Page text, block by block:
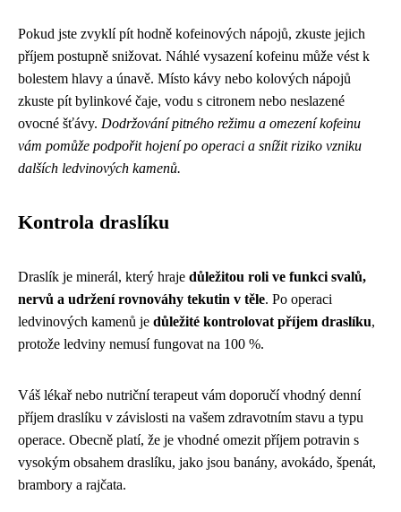
Pokud jste zvyklí pít hodně kofeinových nápojů, zkuste jejich
příjem postupně snižovat. Náhlé vysazení kofeinu může vést k
bolestem hlavy a únavě. Místo kávy nebo kolových nápojů
zkuste pít bylinkové čaje, vodu s citronem nebo neslazené
ovocné šťávy. Dodržování pitného režimu a omezení kofeinu
vám pomůže podpořit hojení po operaci a snížit riziko vzniku
dalších ledvinových kamenů.
Kontrola draslíku
Draslík je minerál, který hraje důležitou roli ve funkci svalů,
nervů a udržení rovnováhy tekutin v těle. Po operaci
ledvinových kamenů je důležité kontrolovat příjem draslíku,
protože ledviny nemusí fungovat na 100 %.
Váš lékař nebo nutriční terapeut vám doporučí vhodný denní
příjem draslíku v závislosti na vašem zdravotním stavu a typu
operace. Obecně platí, že je vhodné omezit příjem potravin s
vysokým obsahem draslíku, jako jsou banány, avokádo, špenát,
brambory a rajčata.